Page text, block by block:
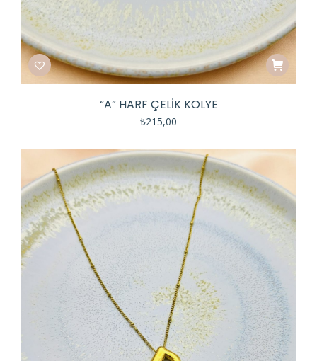
“A” HARF ÇELIK KOLYE
₺215,00